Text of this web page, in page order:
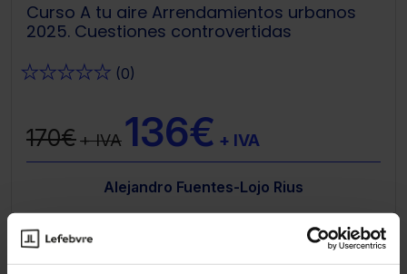
Curso A tu aire Arrendamientos urbanos
2025. Cuestiones controvertidas
★★★★★ (0)
170€+ IVA136€ + IVA
Alejandro Fuentes-Lojo Rius
Jurídico